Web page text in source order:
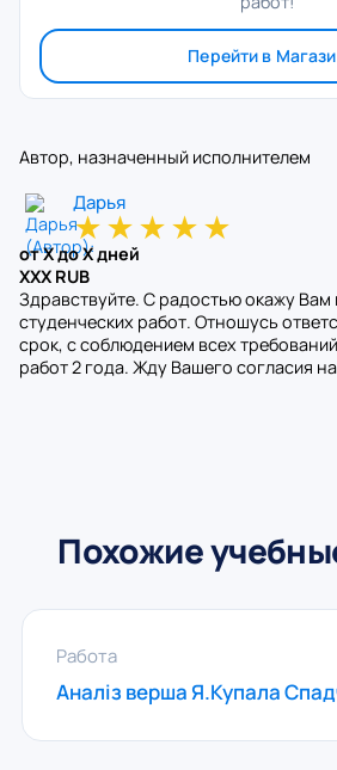
Перейти в
Автор, назначенный исполнителем
Дарья
★★★★★
от X до X дней
XXX RUB
Здравствуйте. С радостью окажу
студенческих работ. Отношусь
срок, с соблюдением всех
работ 2 года. Жду Вашего согласия
Похожие
Работа
Аналіз верша Я.Купала